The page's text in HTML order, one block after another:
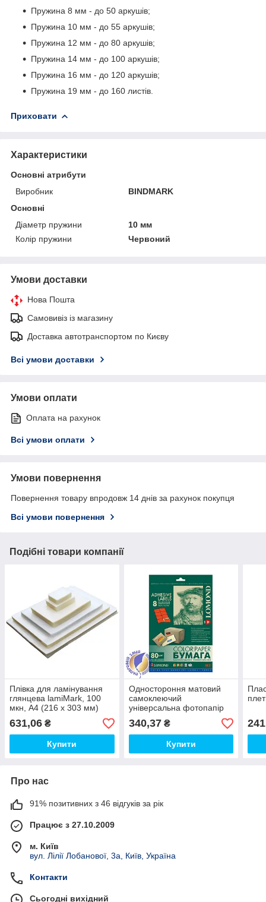
Пружина 8 мм - до 50 аркушів;
Пружина 10 мм - до 55 аркушів;
Пружина 12 мм - до 80 аркушів;
Пружина 14 мм - до 100 аркушів;
Пружина 16 мм - до 120 аркушів;
Пружина 19 мм - до 160 листів.
Приховати
Характеристики
Основні атрибути
Виробник
BINDMARK
Основні
Діаметр пружини
10 мм
Колір пружини
Червоний
Умови доставки
Нова Пошта
Самовивіз із магазину
Доставка автотранспортом по Києву
Всі умови доставки
Умови оплати
Оплата на рахунок
Всі умови оплати
Умови повернення
Повернення товару впродовж 14 днів за рахунок покупця
Всі умови повернення
Подібні товари компанії
Плівка для ламінування
глянцева lamiMark, 100
мкн, A4 (216 х 303 мм)
631,06 ₴
Купити
Одностороння матовий
самоклеючий
універсальна фотопапір
на 8 поділок, А4, 80 г/м2,
50 аркушів
340,37₴
Купити
Про нас
91% позитивних з 46 відгуків за рік
Працює з 27.10.2009
м. Київ
вул. Лілії Лобанової, 3а, Київ, Україна
Контакти
Сьогодні вихідний